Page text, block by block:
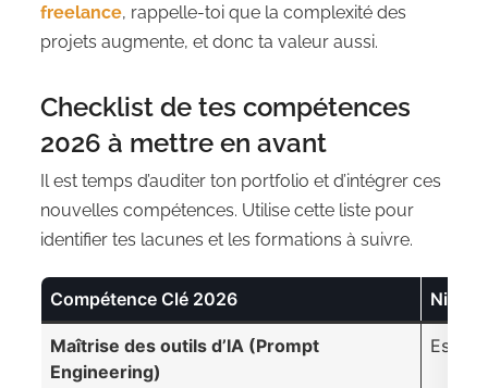
freelance, rappelle-toi que la complexité des
projets augmente, et donc ta valeur aussi.
Checklist de tes compétences
2026 à mettre en avant
Il est temps d’auditer ton portfolio et d’intégrer ces
nouvelles compétences. Utilise cette liste pour
identifier tes lacunes et les formations à suivre.
Compétence Clé 2026
Maîtrise des outils d’IA (Prompt
Engineering)